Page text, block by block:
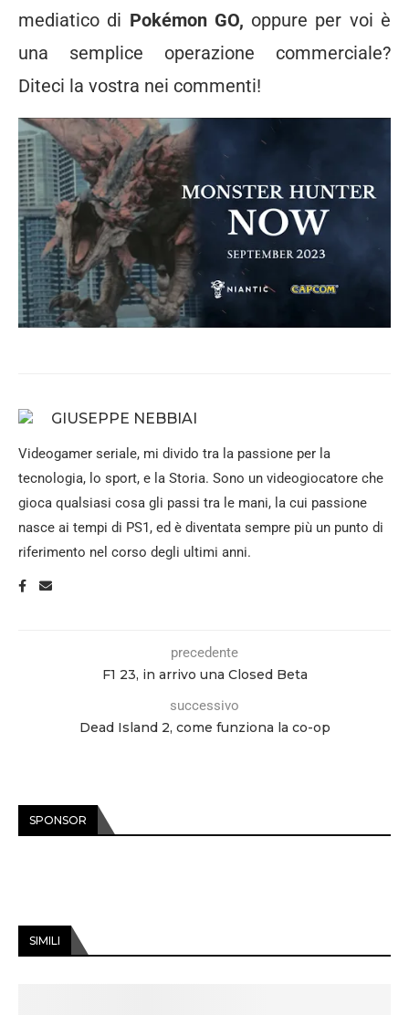
mediatico di Pokémon GO, oppure per voi è
una semplice operazione commerciale?
Diteci la vostra nei commenti!
GIUSEPPE NEBBIAI
Videogamer seriale, mi divido tra la passione per la
tecnologia, lo sport, e la Storia. Sono un videogiocatore che
gioca qualsiasi cosa gli passi tra le mani, la cui passione
nasce ai tempi di PS1, ed è diventata sempre più un punto di
riferimento nel corso degli ultimi anni.
precedente
F1 23, in arrivo una Closed Beta
successivo
Dead Island 2, come funziona la co-op
SPONSOR
SIMILI